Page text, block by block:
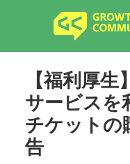
【福利厚
サービスを
チケットの
告